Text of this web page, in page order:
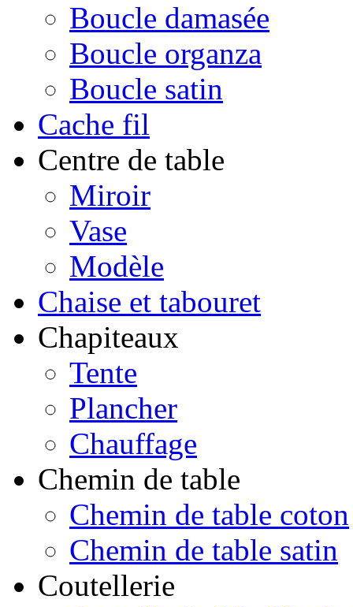
Boucle damasée
Boucle organza
Boucle satin
Cache fil
Centre de table
Miroir
Vase
Modèle
Chaise et tabouret
Chapiteaux
Tente
Plancher
Chauffage
Chemin de table
Chemin de table coton
Chemin de table satin
Coutellerie